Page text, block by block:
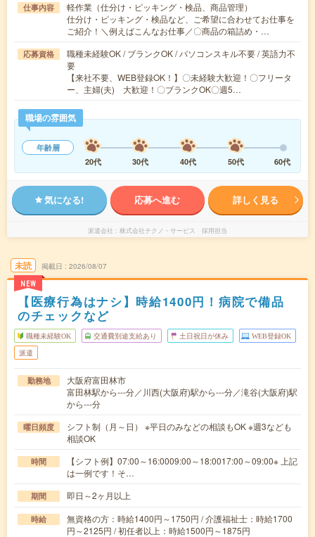
仕事内容
軽作業（仕分け・ピッキング・検品、商品管理）
仕分け・ピッキング・検品など、ご希望に合わせてお仕事を
ご紹介！＼例えばこんなお仕事／〇商品の箱詰め・…
応募資格
職種未経験OK / ブランクOK / パソコンスキル不要 / 英語力不
要
【来社不要、WEB登録OK！】〇未経験大歓迎！〇フリータ
ー、主婦(夫) 大歓迎！〇ブランクOK〇週5…
職場の雰囲気
年齢層
20代
30代 40代 50代 60代
気になる! 応募へ進む 詳しく見る
派遣会社 株式会社テクノ・サービス 採用担当
未読
NEW
掲載日 2026/08/07
【医療行為はナシ】時給1400円！病院で備品
のチェックなど
職種未経験OK 交通費別途支給あり 土日祝日が休み WEB登録OK
派遣
勤務地
大阪府富田林市
富田林駅から---分／川西(大阪府)駅から---分／滝谷(大阪府)駅
から---分
曜日頻度
シフト制（月～日） ※平日のみなどの相談もOK ※週3なども
相談OK
時間
【シフト例】07:00～16:0009:00～18:0017:00～09:00※ 上記
は一例です！そ…
期間 即日～2ヶ月以上
時給
無資格の方：時給1400円～1750円 / 介護福祉士：時給1700
円～2125円 / 初任者以上：時給1500円～1875円